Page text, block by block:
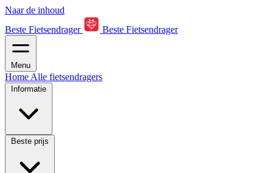
Naar de inhoud
Beste Fietsendrager
Beste Fietsendrager
Menu
Home Alle fietsendragers
Informatie
Beste prijs